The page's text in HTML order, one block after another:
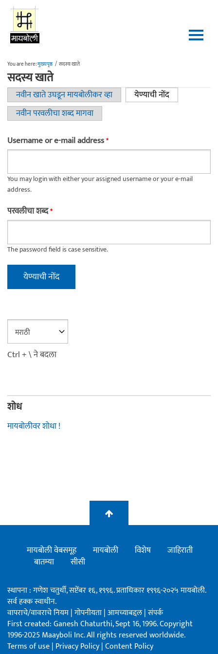
Skip to main content
You are here:मुख्यपृष्ठ / सदस्य खाते
सदस्य खाते
Primary tabs
नवीन खाते उघडून मायबोलीकर व्हा येण्याची नोंद(active tab)
नवीन परवलीचा शब्द मागवा
Username or e-mail address*
You may login with either your assigned username or your e-mail
address.
परवलीचा शब्द*
The password field is case sensitive.
Ctrl + \ ने बदला
शोध
मायबोलीवर शोधा !
मायबोली वेबसमूह मायबोली विशेष
जाहिराती
बातम्या
सीसी
स्थापना : गणेश चतुर्थी, सप्टेंबर १६, १९९६. प्रताधिकार १९९६-२०२५ मायबोली.
सर्व हक्क स्वाधीन.
वापराचे/वावराचे नियम|गोपनीयता|आमच्याबद्दल|संपर्क
First created: Ganesh Chaturthi, Sept 16, 1996. Copyright
1996-2025 Maayboli Inc. All rights reserved worldwide.
Terms of use| Privacy Policy|Content Policy